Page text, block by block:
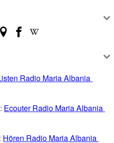
Radio Maria Albania
Ecouter Radio Maria Albania
Hören Radio Maria Albania